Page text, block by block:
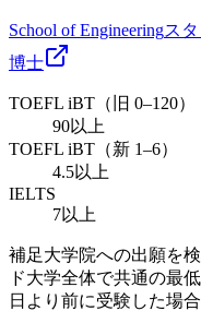
School of Engineeringス
博士
TOEFL iBT（旧 0–120）
90以上
TOEFL iBT（新 1–6）
4.5以上
IELTS
7以上
補足大学院への出願を
ド大学全体で共通の最
日より前に受験した場